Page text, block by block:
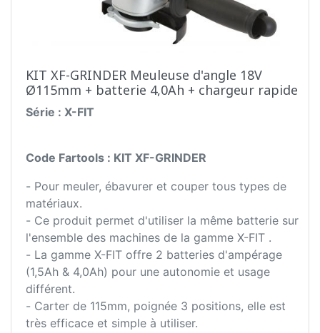
KIT XF-GRINDER Meuleuse d'angle 18V
Ø115mm + batterie 4,0Ah + chargeur rapide
Série : X-FIT
Code Fartools : KIT XF-GRINDER
- Pour meuler, ébavurer et couper tous types de
matériaux.
- Ce produit permet d'utiliser la même batterie sur
l'ensemble des machines de la gamme X-FIT .
- La gamme X-FIT offre 2 batteries d'ampérage
(1,5Ah & 4,0Ah) pour une autonomie et usage
différent.
- Carter de 115mm, poignée 3 positions, elle est
très efficace et simple à utiliser.